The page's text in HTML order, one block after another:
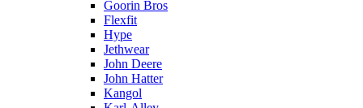
Goorin Bros
Flexfit
Hype
Jethwear
John Deere
John Hatter
Kangol